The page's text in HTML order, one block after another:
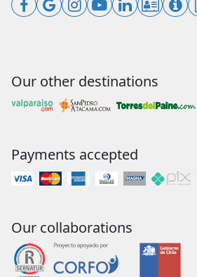
Our other destinations
Payments accepted
Our collaborations